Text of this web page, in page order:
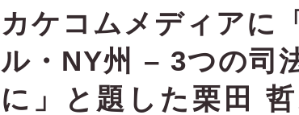
カケコムメディアに
ル・NY州 – 3つの司
に」と題した栗田